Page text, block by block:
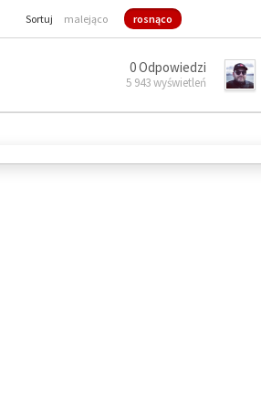
Sortuj malejąco rosnąco
0 Odpowiedzi
5 943 wyświetleń